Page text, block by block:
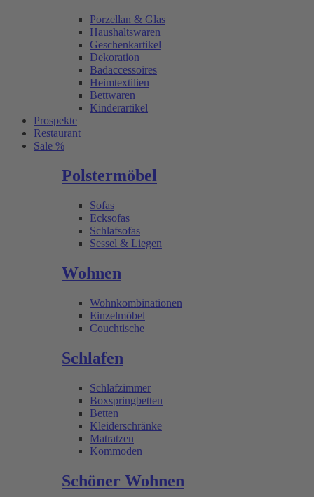
Porzellan & Glas
Haushaltswaren
Geschenkartikel
Dekoration
Badaccessoires
Heimtextilien
Bettwaren
Kinderartikel
Prospekte
Restaurant
Sale %
Polstermöbel
Sofas
Ecksofas
Schlafsofas
Sessel & Liegen
Wohnen
Wohnkombinationen
Einzelmöbel
Couchtische
Schlafen
Schlafzimmer
Boxspringbetten
Betten
Kleiderschränke
Matratzen
Kommoden
Schöner Wohnen